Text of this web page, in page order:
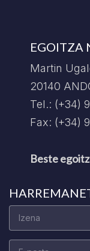
EGOITZA
Martin
20140
Tel.: (+34)
Fax: (+34)
Beste